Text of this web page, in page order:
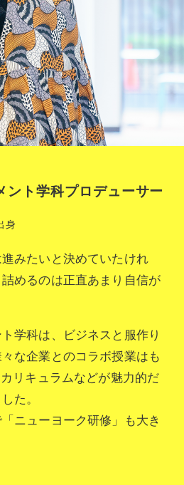
ント学科プロデューサー
身
みたいと決めていたけれ
めるのは正直あまり自信が
学科は、ビジネスと服作り
な企業とのコラボ授業はも
リキュラムなどが魅力的だ
た。
ニューヨーク研修」も大き